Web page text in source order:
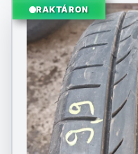
RAKTÁRON